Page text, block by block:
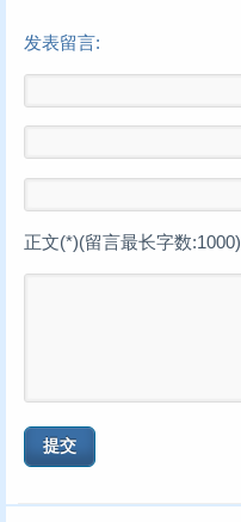
发表留言:
正文(*)(留言最长字数:1000)